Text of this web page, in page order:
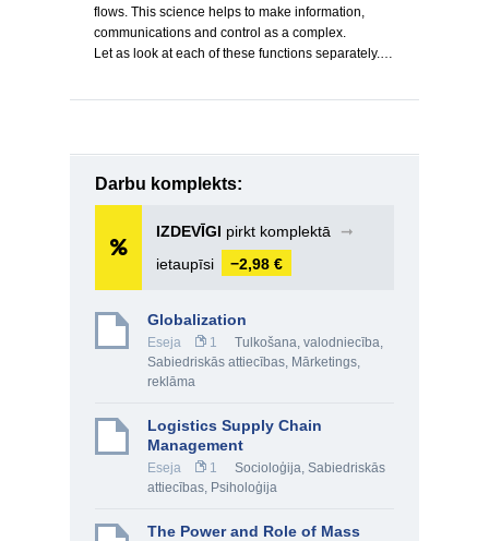
flows. This science helps to make information,
communications and control as a complex.
Let as look at each of these functions separately.…
Darbu komplekts:
IZDEVĪGI pirkt komplektā
➞
ietaupīsi
−2,98 €
Globalization
Eseja 1 Tulkošana, valodniecība,
Sabiedriskās attiecības, Mārketings,
reklāma
Logistics Supply Chain
Management
Eseja 1 Socioloģija, Sabiedriskās
attiecības, Psiholoģija
The Power and Role of Mass